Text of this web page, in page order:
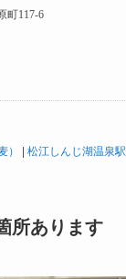
） 松江しんじ湖温泉駅
所あります